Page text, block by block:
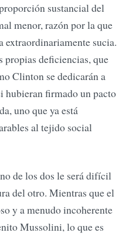
sustancial del
menor, razón por la que
extraordinariamente sucia.
propias deficiencias, que
Clinton se dedicarán a
hubieran firmado un pacto
uno que ya está
al tejido social
de los dos le será difícil
del otro. Mientras que el
y a menudo incoherente
Mussolini, lo que es